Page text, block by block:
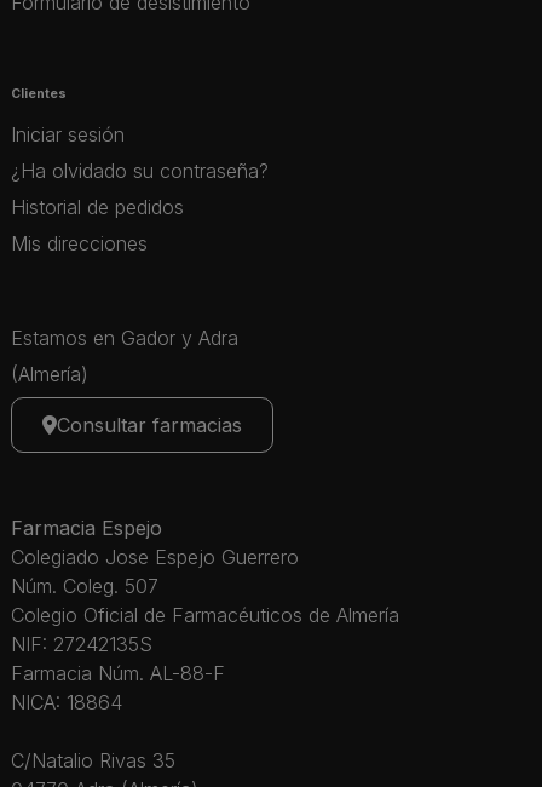
Clientes
Iniciar sesión
¿Ha olvidado su contraseña?
Historial de pedidos
Mis direcciones
Estamos en Gador y Adra
(Almería)
Consultar farmacias
Farmacia Espejo
Colegiado Jose Espejo Guerrero
Núm. Coleg. 507
Colegio Oficial de Farmacéuticos de Almería
NIF: 27242135S
Farmacia Núm. AL-88-F
NICA: 18864
C/Natalio Rivas 35